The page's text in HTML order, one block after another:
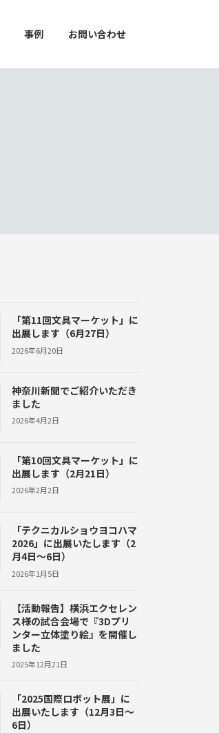
事例 お問い合わせ
「第11回文具マーケット」に
出展します（6月27日）
2026年6月20日
神奈川新聞でご紹介いただき
ました
2026年4月2日
「第10回文具マーケット」に
出展します（2月21日）
2026年2月2日
「テクニカルショウヨコハマ
2026」に出展いたします（2
月4日～6日）
2026年1月5日
【活動報告】横浜エクセレン
ス様の試合会場で『3Dプリ
ンター立体塗り絵』を開催し
ました
2025年12月21日
「2025国際ロボット展」に
出展いたします（12月3日～
6日）